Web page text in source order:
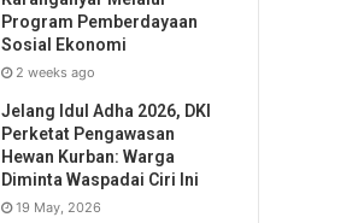
Program Pemberdayaan
Sosial Ekonomi
2 weeks ago
Jelang Idul Adha 2026, DKI
Perketat Pengawasan
Hewan Kurban: Warga
Diminta Waspadai Ciri Ini
19 May, 2026